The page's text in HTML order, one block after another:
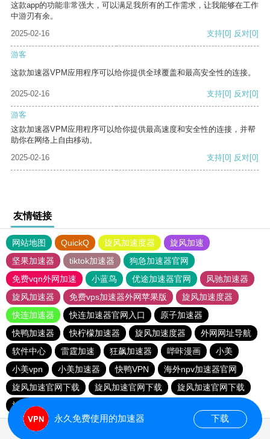
这款app的功能非常强大，可以满足我所有的工作需求，让我能够在工作
中游刃有余。
2025-02-16
支持[0] 反对[0]
游客
这款加速器VPM应用程序可以给你提供全球覆盖和最高安全性的连接。
2025-02-16 支持[0] 反对[0]
游客
这款加速器VPM应用程序可以给你提供最高速度和安全性的连接，并帮
助你在网络上自由移动。
2025-02-16
支持[0] 反对[0]
友情链接
网站地图 QuickQ 旋风加速度器
旋风加速
坚果加速器
tiktok加速器
狗急加速器官网
免费vqn外网加速
小蓝鸟 优途加速器官网
风驰加速器
旋风加速器
免费vps加速器外网苹果版
旋风加速度器
快连加速器
快连加速器官网入口
原子加速器
快鸭加速器
快柠檬加速器 旋风加速度器
外网网址导航
软件中心
雷霆加速 狂飙加速器 哔咔漫画
小美
小美vpn
小美加速器 快鸭VPN
海外npv加速器官网
旋风加速官网下载
旋风加速官网下载
旋风加速官网下载
旋风加速官网下载
永久免费使用的加速器 下载